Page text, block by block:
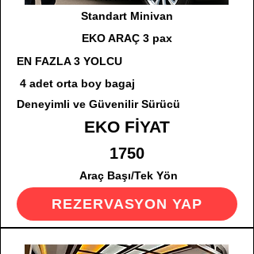
Standart Minivan
EKO ARAÇ 3 pax
EN FAZLA 3 YOLCU
4 adet orta boy bagaj
Deneyimli ve Güvenilir Sürücü
EKO FİYAT
1750
Araç Başı/Tek Yön
REZERVASYON YAP